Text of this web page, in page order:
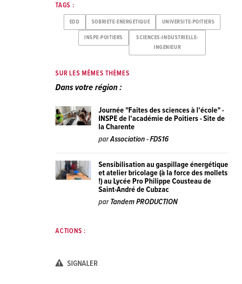
TAGS :
EDD SOBRIETE-ENERGETIQUE UNIVERSITE-POITIERS
INSPE-POITIERS
SCIENCES-INDUSTRIELLE-
INGENIEUR
SUR LES MÊMES THÈMES
Dans votre région :
Journée "Faites des sciences à l'école" -
INSPE de l'académie de Poitiers - Site de
la Charente
parAssociation - FDS16
Sensibilisation au gaspillage énergétique
et atelier bricolage (à la force des mollets
!) au Lycée Pro Philippe Cousteau de
Saint-André de Cubzac
parTandem PRODUCTION
ACTIONS :
SIGNALER